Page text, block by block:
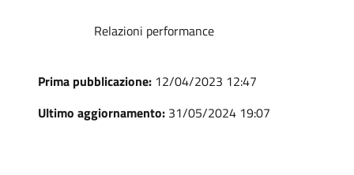
Relazioni performance
Prima pubblicazione: 12/04/2023 12:47
Ultimo aggiornamento: 31/05/2024 19:07